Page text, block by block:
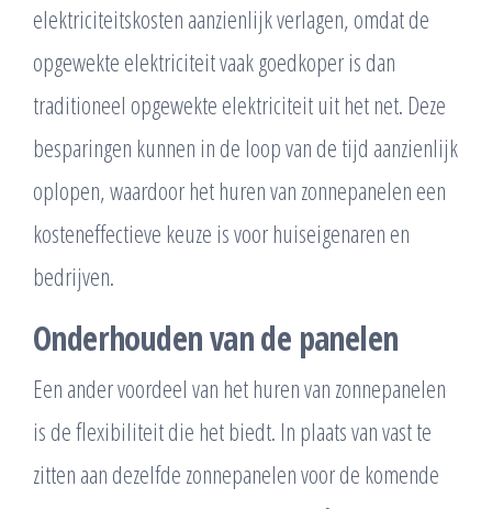
elektriciteitskosten aanzienlijk verlagen, omdat de
opgewekte elektriciteit vaak goedkoper is dan
traditioneel opgewekte elektriciteit uit het net. Deze
besparingen kunnen in de loop van de tijd aanzienlijk
oplopen, waardoor het huren van zonnepanelen een
kosteneffectieve keuze is voor huiseigenaren en
bedrijven.
Onderhouden van de panelen
Een ander voordeel van het huren van zonnepanelen
is de flexibiliteit die het biedt. In plaats van vast te
zitten aan dezelfde zonnepanelen voor de komende